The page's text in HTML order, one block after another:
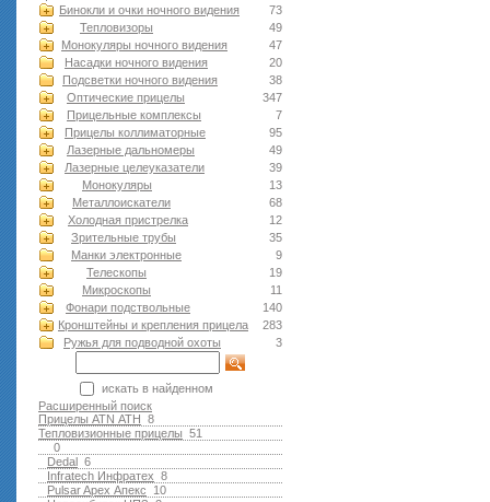
73
Бинокли и очки ночного видения
49
Тепловизоры
47
Монокуляры ночного видения
20
Насадки ночного видения
38
Подсветки ночного видения
347
Оптические прицелы
7
Прицельные комплексы
95
Прицелы коллиматорные
49
Лазерные дальномеры
39
Лазерные целеуказатели
13
Монокуляры
68
Металлоискатели
12
Холодная пристрелка
35
Зрительные трубы
9
Манки электронные
19
Телескопы
11
Микроскопы
140
Фонари подствольные
283
Кронштейны и крепления прицела
3
Ружья для подводной оxоты
искать в найденном
Расширенный поиск
8
Прицелы ATN АТН
51
Тепловизионные прицелы
0
6
Dedal
8
Infratech Инфратех
10
Pulsar Apex Апекс